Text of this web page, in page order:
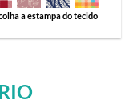
a estampa do tecido